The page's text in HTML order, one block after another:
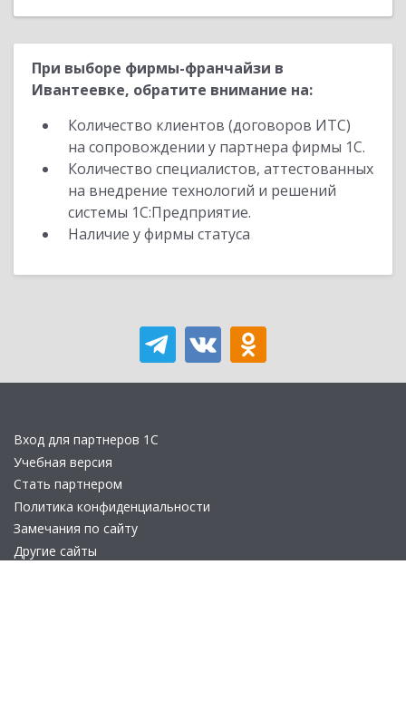
При выборе фирмы-франчайзи в
Ивантеевке, обратите внимание на:
Количество клиентов (договоров ИТС)
на сопровождении у партнера фирмы 1С.
Количество специалистов, аттестованных
на внедрение технологий и решений
системы 1С:Предприятие.
Наличие у фирмы статуса
Вход для партнеров 1С
Учебная версия
Стать партнером
Политика конфиденциальности
Замечания по сайту
Другие сайты